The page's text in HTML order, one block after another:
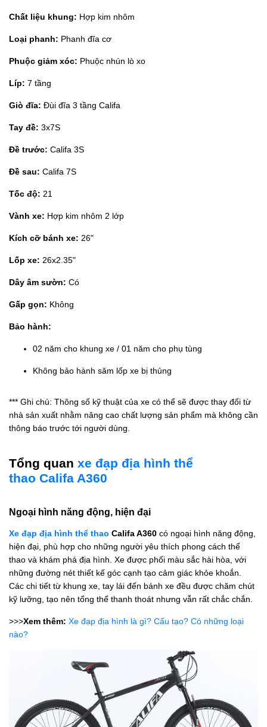
Chất liệu khung: Hợp kim nhôm
Loại phanh: Phanh đĩa cơ
Phuộc giảm xóc: Phuộc nhún lò xo
Líp: 7 tầng
Giò đĩa: Đùi đĩa 3 tầng Califa
Tay đề: 3x7S
Đề trước: Califa 3S
Đề sau: Califa 7S
Tốc độ: 21
Vành xe: Hợp kim nhôm 2 lớp
Kích cỡ bánh xe: 26"
Lốp xe: 26x2.35"
Dây âm sườn: Có
Gấp gọn: Không
Bảo hành:
02 năm cho khung xe / 01 năm cho phụ tùng
Không bảo hành săm lốp xe bị thủng
*** Ghi chú: Thông số kỹ thuật của xe có thể sẽ được thay đổi từ
nhà sản xuất nhằm nâng cao chất lượng sản phẩm mà không cần
thông báo trước tới người dùng.
Tổng quan xe đạp địa hình thể
thao Califa A360
Ngoại hình năng động, hiện đại
Xe đạp địa hình thể thao Califa A360 có ngoại hình năng động,
hiện đại, phù hợp cho những người yêu thích phong cách thể
thao và khám phá địa hình. Xe được phối màu sắc hài hòa, với
những đường nét thiết kế góc cạnh tạo cảm giác khỏe khoắn.
Các chi tiết từ khung xe, tay lái đến bánh xe đều được chăm chút
kỹ lưỡng, tạo nên tổng thể thanh thoát nhưng vẫn rất chắc chắn.
>>>Xem thêm: Xe đạp địa hình là gì? Cấu tạo? Có những loại
nào?